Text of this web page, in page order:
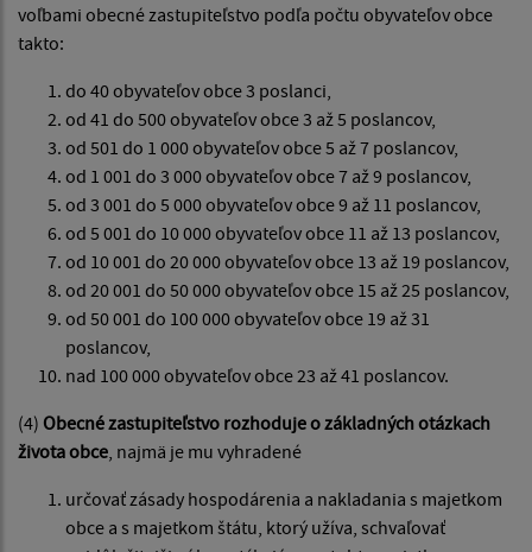
voľbami obecné zastupiteľstvo podľa počtu obyvateľov obce
takto:
do 40 obyvateľov obce 3 poslanci,
od 41 do 500 obyvateľov obce 3 až 5 poslancov,
od 501 do 1 000 obyvateľov obce 5 až 7 poslancov,
od 1 001 do 3 000 obyvateľov obce 7 až 9 poslancov,
od 3 001 do 5 000 obyvateľov obce 9 až 11 poslancov,
od 5 001 do 10 000 obyvateľov obce 11 až 13 poslancov,
od 10 001 do 20 000 obyvateľov obce 13 až 19 poslancov,
od 20 001 do 50 000 obyvateľov obce 15 až 25 poslancov,
od 50 001 do 100 000 obyvateľov obce 19 až 31
poslancov,
nad 100 000 obyvateľov obce 23 až 41 poslancov.
(4) Obecné zastupiteľstvo rozhoduje o základných otázkach
života obce, najmä je mu vyhradené
určovať zásady hospodárenia a nakladania s majetkom
obce a s majetkom štátu, ktorý užíva, schvaľovať